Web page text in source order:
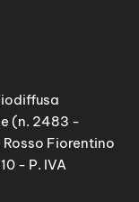
(n. 2483 -
Fiorentino
- P. IVA